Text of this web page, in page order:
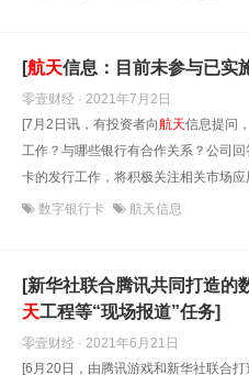
[航天信息：目前未参与已实
零壹财经 · 2021年7月2日
[7月2日讯，有投资者向航天信息提问
工作？与哪些银行有合作关系？公司
卡的发行工作，将积极关注相关市场
数字银行卡 航天信息
[新华社联合腾讯共同打造的
天工程等“现场报道”任务]
零壹财经 · 2021年6月21日
[6月20日，由腾讯游戏和新华社联合打